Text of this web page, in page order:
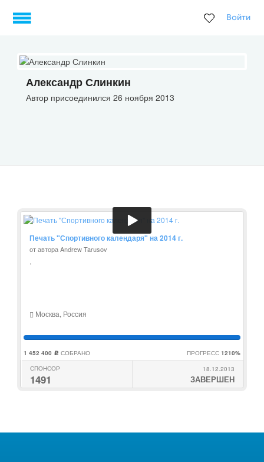
Войти
Александр Слинкин
Автор присоединился 26 ноября 2013
Печать "Спортивного календаря" на 2014 г.
от автора Andrew Tarusov
.
Москва, Россия
1 452 400 c СОБРАНО ПРОГРЕСС 1210%
СПОНСОР
1491
18.12.2013
ЗАВЕРШЕН